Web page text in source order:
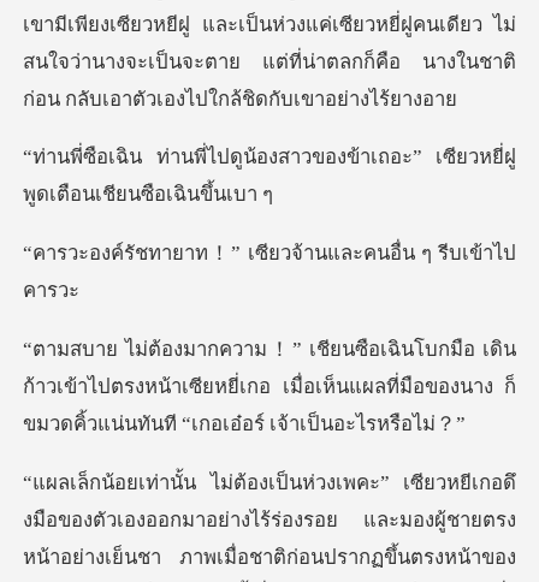
เขามีเพียงเซียวหยีฝู และเป็นห่วงแค่เซียวหยี่ฝูคนเดียว ไม่
สนใจว่านา
้องสาวของข้าเถอะ” เซียวหยี่ฝ
！” เซียวจ้านและคนอ
าวเข้าไปตรงหน้าเซียหยี่เกอ เมื่อเห็นแผลที่มือของนาง
ื่อชาติก่อนปรากฏขึ้นตรงหน้าของ